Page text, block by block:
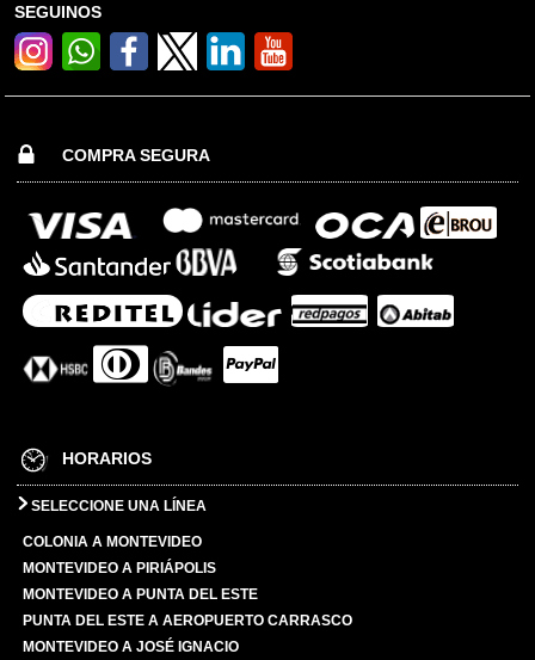
SEGUINOS
COMPRA SEGURA
HORARIOS
SELECCIONE UNA LÍNEA
COLONIA A MONTEVIDEO
MONTEVIDEO A PIRIÁPOLIS
MONTEVIDEO A PUNTA DEL ESTE
PUNTA DEL ESTE A AEROPUERTO CARRASCO
MONTEVIDEO A JOSÉ IGNACIO